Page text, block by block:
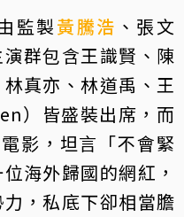
監製黃騰浩 、張文
群包含王識賢、陳
真亦、林道禹、王
）皆盛裝出席，而
影，坦言「不會緊
海外歸國的網紅，
，私底下卻相當膽